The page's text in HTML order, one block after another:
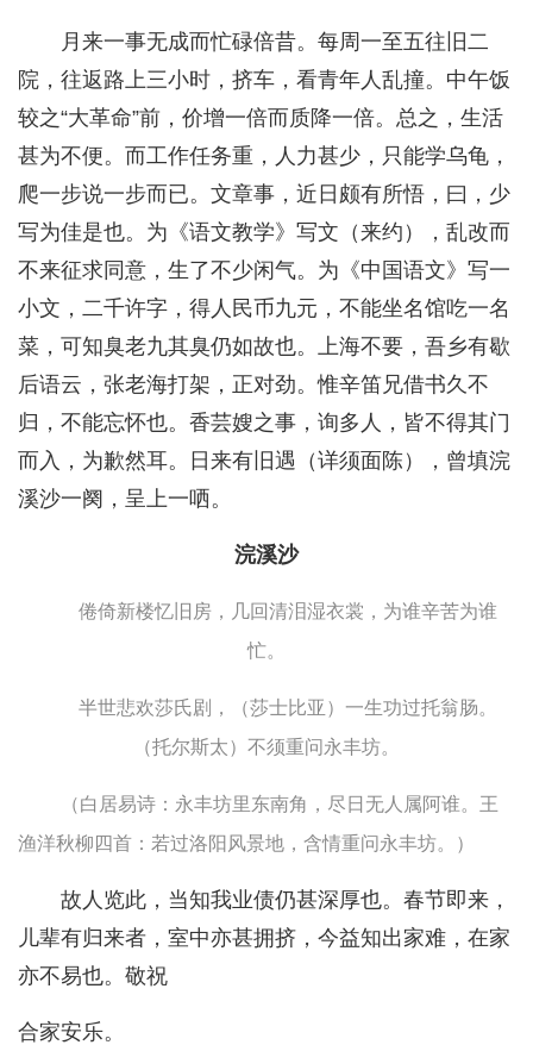
月来一事无成而忙碌倍昔。每周一至五往旧二
院，往返路上三小时，挤车，看青年人乱撞。中午饭
较之“大革命”前，价增一倍而质降一倍。总之，生活
甚为不便。而工作任务重，人力甚少，只能学乌龟，
爬一步说一步而已。文章事，近日颇有所悟，曰，少
写为佳是也。为《语文教学》写文（来约），乱改而
不来征求同意，生了不少闲气。为《中国语文》写一
小文，二千许字，得人民币九元，不能坐名馆吃一名
菜，可知臭老九其臭仍如故也。上海不要，吾乡有歇
后语云，张老海打架，正对劲。惟辛笛兄借书久不
归，不能忘怀也。香芸嫂之事，询多人，皆不得其门
而入，为歉然耳。日来有旧遇（详须面陈），曾填浣
溪沙一阕，呈上一哂。
浣溪沙
倦倚新楼忆旧房，几回清泪湿衣裳，为谁辛苦为谁
忙。
半世悲欢莎氏剧，（莎士比亚）一生功过托翁肠。
（托尔斯太）不须重问永丰坊。
（白居易诗：永丰坊里东南角，尽日无人属阿谁。王
渔洋秋柳四首：若过洛阳风景地，含情重问永丰坊。）
故人览此，当知我业债仍甚深厚也。春节即来，
儿辈有归来者，室中亦甚拥挤，今益知出家难，在家
亦不易也。敬祝
合家安乐。